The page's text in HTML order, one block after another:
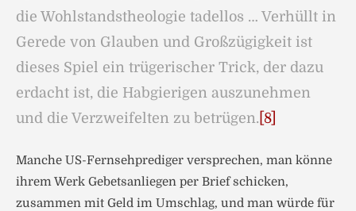
die Wohlstandstheologie tadellos … Verhüllt in
Gerede von Glauben und Großzügigkeit ist
dieses Spiel ein trügerischer Trick, der dazu
erdacht ist, die Habgierigen auszunehmen
und die Verzweifelten zu betrügen. [8]
Manche US-Fernsehprediger versprechen, man könne
ihrem Werk Gebetsanliegen per Brief schicken,
zusammen mit Geld im Umschlag, und man würde für